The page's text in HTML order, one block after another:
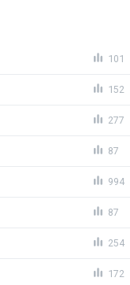
101
152
277
87
994
87
254
172